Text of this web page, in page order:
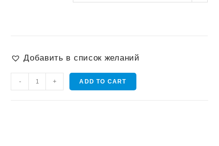
Добавить в список желаний
Костюмированная
Фотосессия
- + ADD TO CART